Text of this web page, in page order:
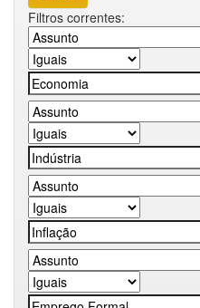
Filtros correntes: